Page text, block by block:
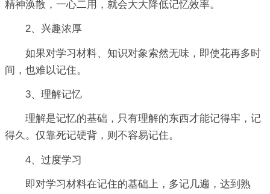
精神涣散，一心二用，就会大大降低记忆效率。
2、兴趣浓厚
如果对学习材料、知识对象索然无味，即使花再多时
间，也难以记住。
3、理解记忆
理解是记忆的基础，只有理解的东西才能记得牢，记
得久。仅靠死记硬背，则不容易记住。
4、过度学习
即对学习材料在记住的基础上，多记几遍，达到熟